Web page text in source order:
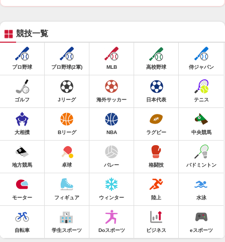
競技一覧
プロ野球 プロ野球(2軍) MLB 高校野球 侍ジャパン
ゴルフ Jリーグ 海外サッカー 日本代表 テニス
大相撲 Bリーグ NBA ラグビー 中央競馬
地方競馬 卓球 バレー 格闘技 バドミントン
モーター フィギュア ウィンター 陸上 水泳
自転車 学生スポーツ Doスポーツ ビジネス eスポーツ